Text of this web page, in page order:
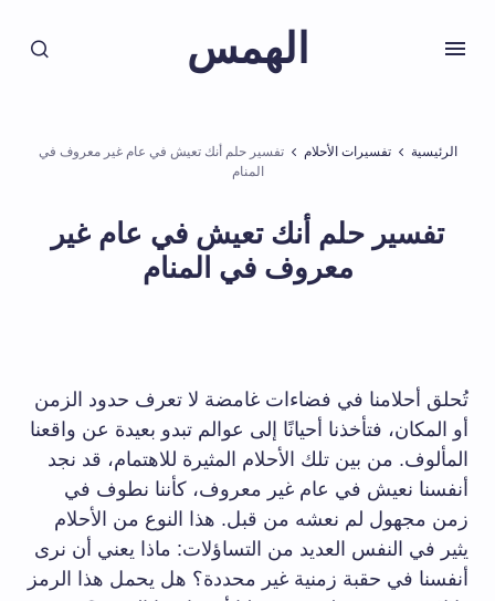
الهمس
الرئيسية تفسيرات الأحلام
تفسير حلم أنك تعيش في عام غير معروف في
المنام
تفسير حلم أنك تعيش في عام غير
معروف في المنام
تُحلق أحلامنا في فضاءات غامضة لا تعرف حدود الزمن
أو المكان، فتأخذنا أحيانًا إلى عوالم تبدو بعيدة عن واقعنا
المألوف. من بين تلك الأحلام المثيرة للاهتمام، قد نجد
أنفسنا نعيش في عام غير معروف، كأننا نطوف في
زمن مجهول لم نعشه من قبل. هذا النوع من الأحلام
يثير في النفس العديد من التساؤلات: ماذا يعني أن نرى
أنفسنا في حقبة زمنية غير محددة؟ هل يحمل هذا الرمز